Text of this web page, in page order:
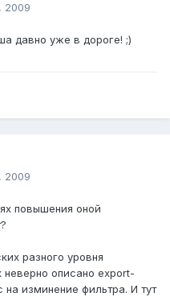
2009
давно уже в дороге! ;)
2009
повышения оной
разного уровня
неверно описано export-
изминение фильтра. И тут